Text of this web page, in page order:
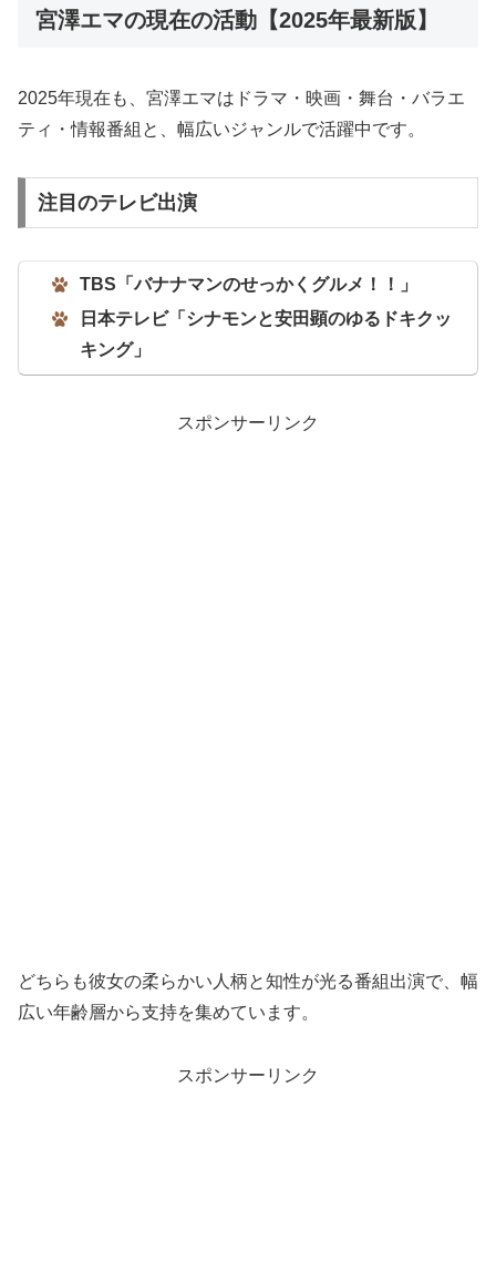
宮澤エマの現在の活動【2025年最新版】
2025年現在も、宮澤エマはドラマ・映画・舞台・バラエ
ティ・情報番組と、幅広いジャンルで活躍中です。
注目のテレビ出演
TBS「バナナマンのせっかくグルメ！！」
日本テレビ「シナモンと安田顕のゆるドキクッ
キング」
スポンサーリンク
どちらも彼女の柔らかい人柄と知性が光る番組出演で、幅
広い年齢層から支持を集めています。
スポンサーリンク